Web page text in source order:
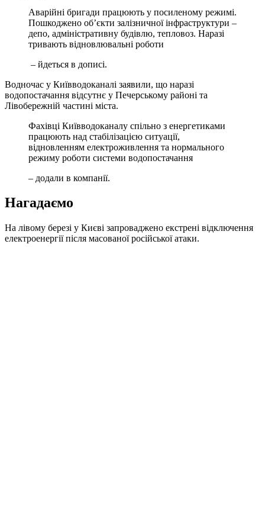
Аварійні бригади працюють у посиленому режимі.
Пошкоджено обʼєкти залізничної інфраструктури –
депо, адміністративну будівлю, тепловоз. Наразі
тривають відновлювальні роботи
– йдеться в дописі.
Водночас у Київводоканалі заявили, що наразі
водопостачання відсутнє у Печерському районі та
Лівобережній частині міста.
Фахівці Київводоканалу спільно з енергетиками
працюють над стабілізацією ситуації,
відновленням електроживлення та нормального
режиму роботи системи водопостачання
– додали в компанії.
Нагадаємо
На лівому березі у Києві запроваджено екстрені відключення
електроенергії після масованої російської атаки.